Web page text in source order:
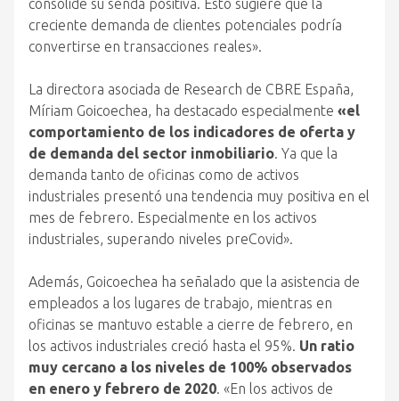
consolide su senda positiva. Esto sugiere que la
creciente demanda de clientes potenciales podría
convertirse en transacciones reales».
La directora asociada de Research de CBRE España,
Míriam Goicoechea, ha destacado especialmente «el
comportamiento de los indicadores de oferta y
de demanda del sector inmobiliario. Ya que la
demanda tanto de oficinas como de activos
industriales presentó una tendencia muy positiva en el
mes de febrero. Especialmente en los activos
industriales, superando niveles preCovid».
Además, Goicoechea ha señalado que la asistencia de
empleados a los lugares de trabajo, mientras en
oficinas se mantuvo estable a cierre de febrero, en
los activos industriales creció hasta el 95%. Un ratio
muy cercano a los niveles de 100% observados
en enero y febrero de 2020. «En los activos de